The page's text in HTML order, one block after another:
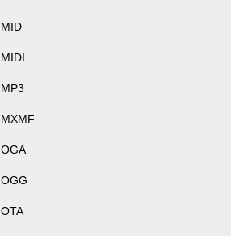
MID
MIDI
MP3
MXMF
OGA
OGG
OTA